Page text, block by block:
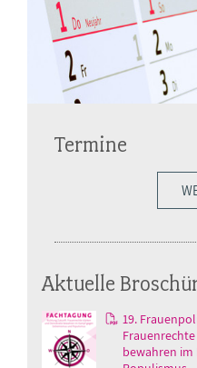
Termine
Aktuelle
19.
bewahren im